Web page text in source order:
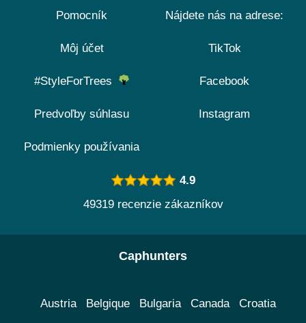
Pomocník
Môj účet
#StyleForTrees
Predvoľby súhlasu
Podmienky používania
Nájdete nás na adrese:
TikTok
Facebook
Instagram
4.9
49319 recenzie zákazníkov
Caphunters
Austria Belgique Bulgaria Canada Croatia